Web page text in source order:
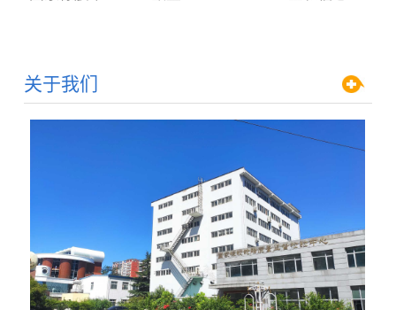
关于我们